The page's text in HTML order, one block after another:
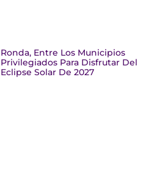
Ronda, Entre Los Municipios
Privilegiados Para Disfrutar Del
Eclipse Solar De 2027